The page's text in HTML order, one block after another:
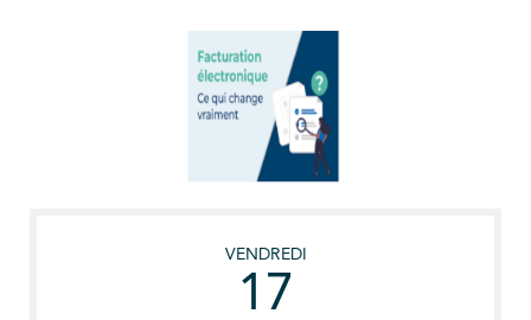
VENDREDI
17